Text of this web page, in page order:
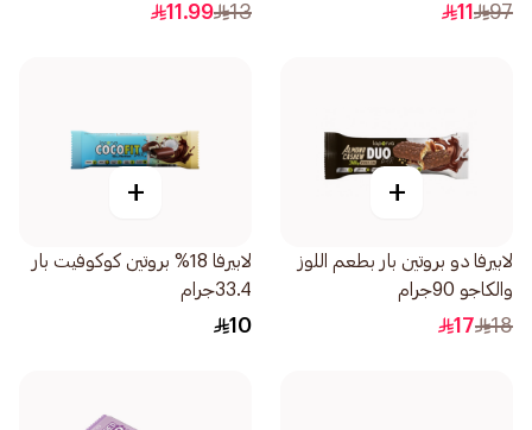
97
11
13
11.99
+
لابيرفا دو بروتين بار بطعم اللوز
والكاجو 90جرام
18
17
+
لابيرفا 18% بروتين كوكوفيت بار
33.4جرام
10